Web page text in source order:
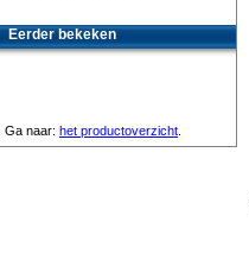
Eerder bekeken
Ga naar: het productoverzicht